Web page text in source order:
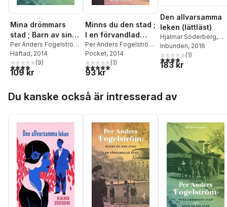
Mina drömmars
stad ; Barn av sin
stad (lättläst)
Per Anders Fogelström
Arne Säll,Johan
Werkmäster
Häftad, 2014
4,1utav 5 stjärnor. Totalt antal röster:
(9)
109 kr
Minns du den stad ;
I en förvandlad
stad (lättläst)
Per Anders Fogelström
Johan Werkmäster
Pocket, 2014
5,0utav 5 stjärnor. Totalt antal röster:
(1)
93 kr
Den allvarsamma
leken (lättläst)
Hjalmar Söderberg,
Johan Werkmäster
Inbunden, 2016
4,0utav 5 stjärnor.
(1)
183 kr
Du kanske också är intresserad av